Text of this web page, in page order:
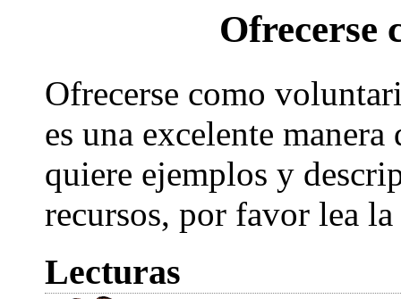
Ofrecerse
Ofrecerse como
es una excelente
quiere ejemplos y
recursos, por favor lea la
Lecturas